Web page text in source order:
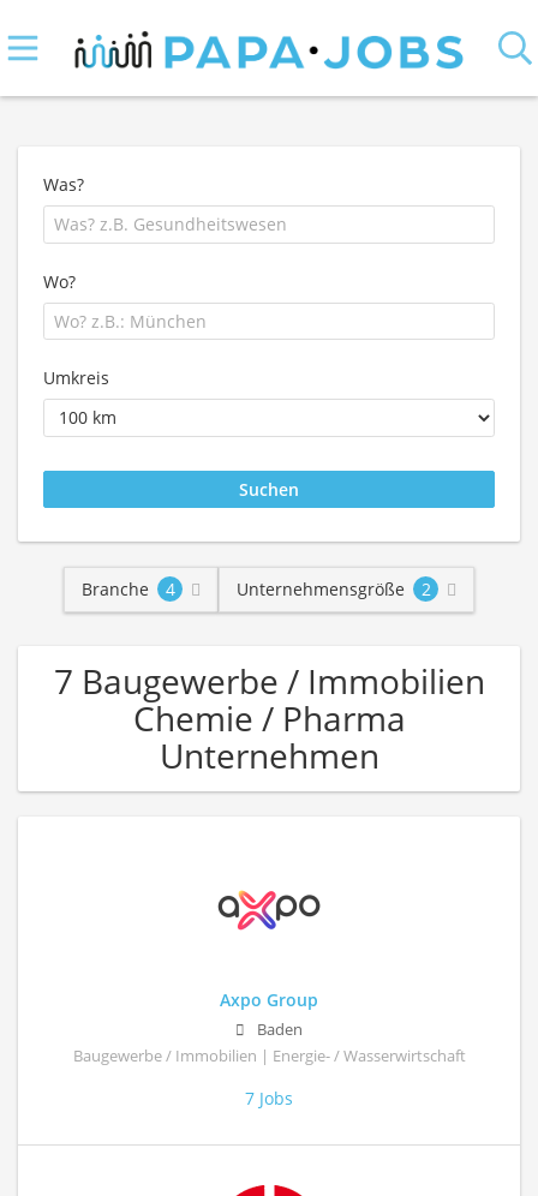
Was?
Wo?
Umkreis
Branche 4 Unternehmensgröße 2
7 Baugewerbe / Immobilien
Chemie / Pharma
Unternehmen
Axpo Group
Baden
Baugewerbe / Immobilien | Energie- / Wasserwirtschaft
7 Jobs